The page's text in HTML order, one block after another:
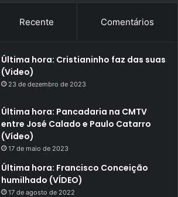
Recente Comentários
Última hora: Cristianinho faz das suas
(Video)
23 de dezembro de 2023
Última hora: Pancadaria na CMTV
entre José Calado e Paulo Catarro
(Vídeo)
17 de maio de 2023
Última hora: Francisco Conceição
humilhado (VÍDEO)
17 de agosto de 2022